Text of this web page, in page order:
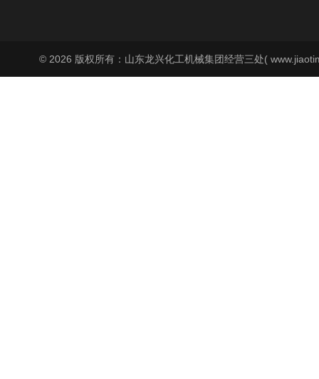
© 2026 版权所有：山东龙兴化工机械集团经营三处(